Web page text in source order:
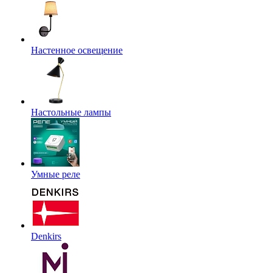
Настенное освещение
Настольные лампы
Умные реле
Denkirs